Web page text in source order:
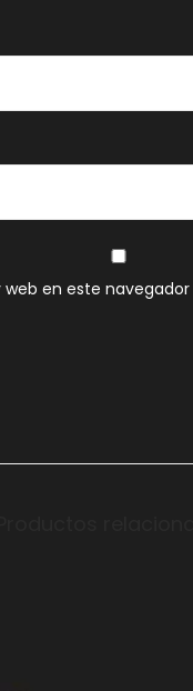
en este